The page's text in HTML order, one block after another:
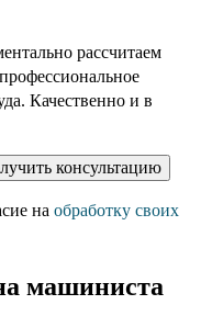
рассчитаем
Качественно и в
консультацию
на обработку своих
машиниста